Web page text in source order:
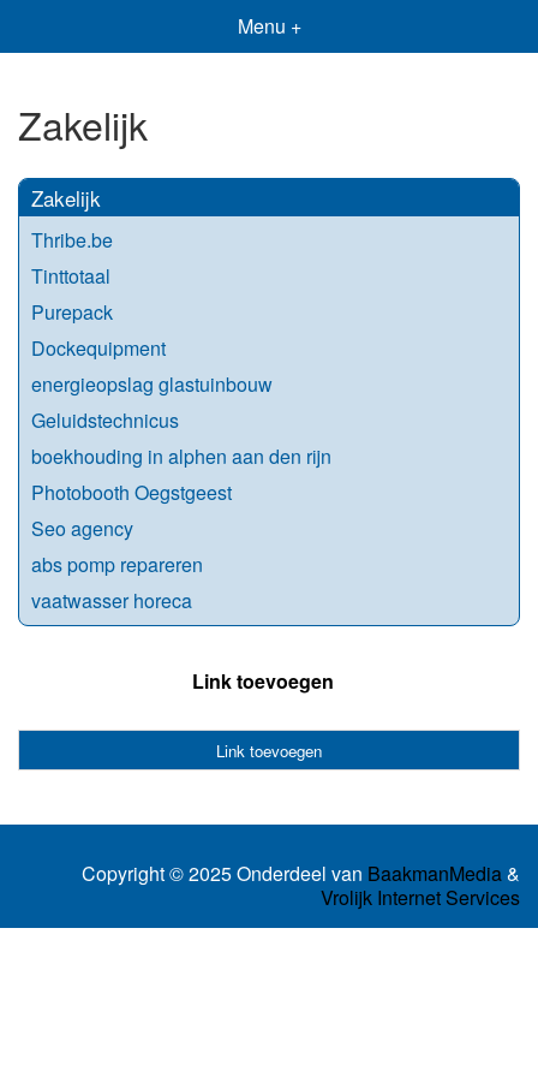
Menu +
Zakelijk
Zakelijk
Thribe.be
Tinttotaal
Purepack
Dockequipment
energieopslag glastuinbouw
Geluidstechnicus
boekhouding in alphen aan den rijn
Photobooth Oegstgeest
Seo agency
abs pomp repareren
vaatwasser horeca
Link toevoegen
Link toevoegen
Copyright © 2025 Onderdeel van BaakmanMedia&
Vrolijk Internet Services